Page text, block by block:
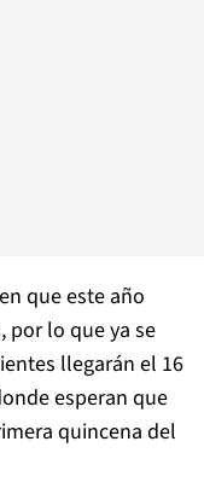
que este año
por lo que ya se
llegarán el 16
esperan que
quincena del